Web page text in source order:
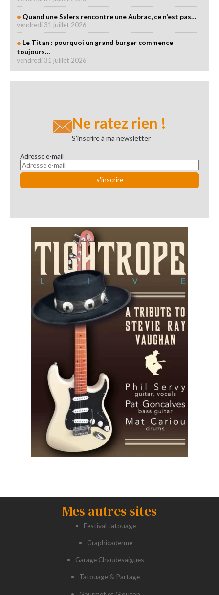
Quand une Salers rencontre une Aubrac, ce n'est pas…
vendredi 31 juillet 2026
Le Titan : pourquoi un grand burger commence
toujours…
vendredi 31 juillet 2026
Ne ratez rien !
S’inscrire à ma newsletter
Adresse e-mail
Mes autres sites
Festival tatouage
Graphicaderme
Garage Chaudesaigues
Tatouage & Partage